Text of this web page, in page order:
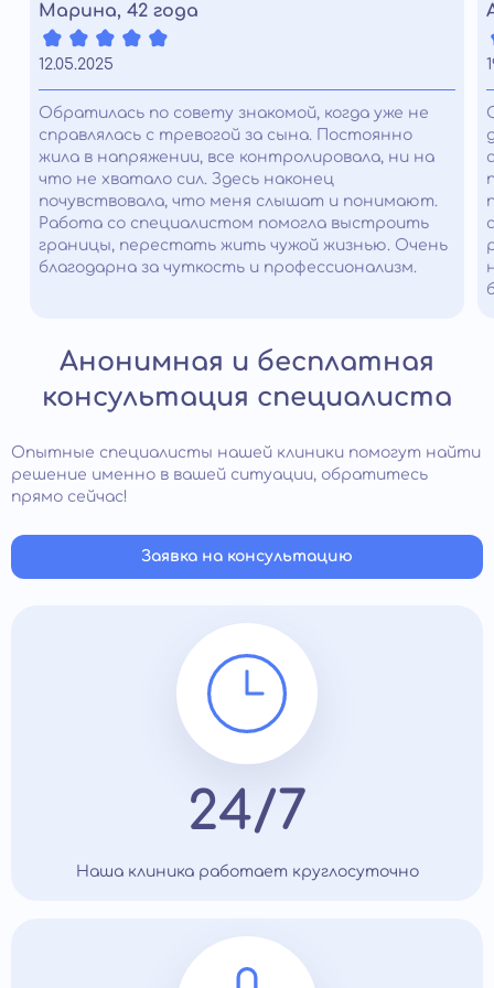
Марина, 42 года
12.05.2025
Обратилась по совету знакомой, когда уже не
справлялась с тревогой за сына. Постоянно
жила в напряжении, все контролировала, ни на
что не хватало сил. Здесь наконец
почувствовала, что меня слышат и понимают.
Работа со специалистом помогла выстроить
границы, перестать жить чужой жизнью. Очень
благодарна за чуткость и профессионализм.
Анонимная и бесплатная
консультация специалиста
Опытные специалисты нашей клиники помогут найти
решение именно в вашей ситуации, обратитесь
прямо сейчас!
Заявка на консультацию
24/7
Наша клиника работает круглосуточно